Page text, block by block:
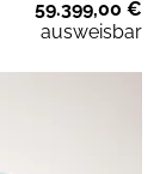
59.399,00 €
ausweisbar